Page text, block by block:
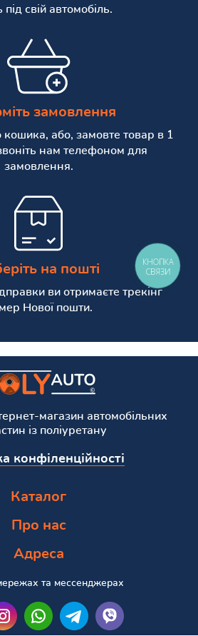
під свій автомобіль.
замовлення
або, замовте товар в 1
нам телефоном для
замовлення.
на пошті
ви отримаєте трекінг
Нової пошти.
магазин автомобільних
із поліуретану
конфіленційності
Каталог
Про нас
Адреса
та мессенджерах
КНОПКА
СВЯЗИ